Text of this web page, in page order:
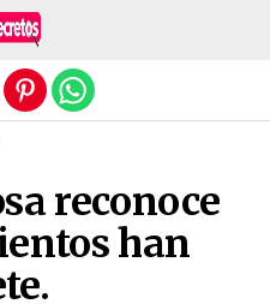
reconoce
han
móvil